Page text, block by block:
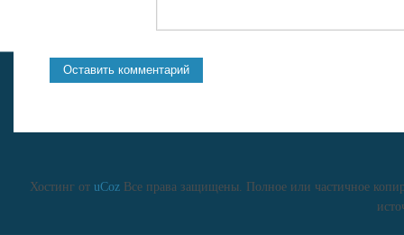
Хостинг от uCozВсе права защищены. Полное или частичное